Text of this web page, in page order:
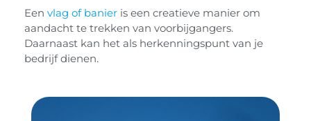
Een vlag of banier is een creatieve manier om
aandacht te trekken van voorbijgangers.
Daarnaast kan het als herkenningspunt van je
bedrijf dienen.